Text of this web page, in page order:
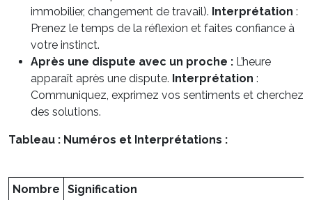
immobilier, changement de travail). Interprétation :
Prenez le temps de la réflexion et faites confiance à
votre instinct.
Après une dispute avec un proche : L’heure
apparaît après une dispute. Interprétation :
Communiquez, exprimez vos sentiments et cherchez
des solutions.
Tableau : Numéros et Interprétations :
Nombre
Signification